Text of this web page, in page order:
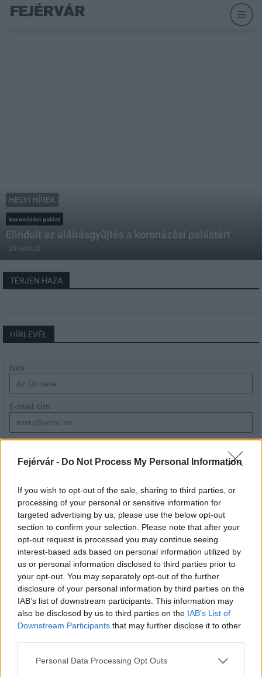
Fejérvár - Do Not Process My Personal Information
If you wish to opt-out of the sale, sharing to third parties, or
processing of your personal or sensitive information for
targeted advertising by us, please use the below opt-out
section to confirm your selection. Please note that after your
opt-out request is processed you may continue seeing
interest-based ads based on personal information utilized by
us or personal information disclosed to third parties prior to
your opt-out. You may separately opt-out of the further
disclosure of your personal information by third parties on the
IAB’s list of downstream participants. This information may
also be disclosed by us to third parties on the IAB’s List of
Downstream Participants that may further disclose it to other
Please note that this website/app uses one or more Google
Personal Data Processing Opt Outs
HELYI HÍREK
koronázási palást
Elindult az aláírásgyűjtés a koronázási palástért
2016.04.30
TÉRJEN HAZA
HÍRLEVÉL
Név
E-mail cím
szabályzatot!
LEGFRISSEBB
Országos hírek
Megérkezett az eső a Duna vízgyűjtőjére
Aktuális
Paks II.: Mit jelent az 5. blokk új
árnyékában?